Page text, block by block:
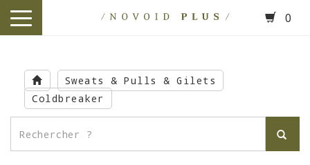
main
content
toggle
0
Sweats & Pulls & Gilets
Coldbreaker